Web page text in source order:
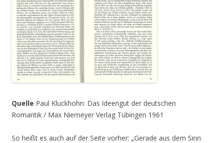
Quelle Paul Kluckhohn: Das Ideengut der deutschen
Romantik / Max Niemeyer Verlag Tübingen 1961
So heißt es auch auf der Seite vorher: „Gerade aus dem Sinn